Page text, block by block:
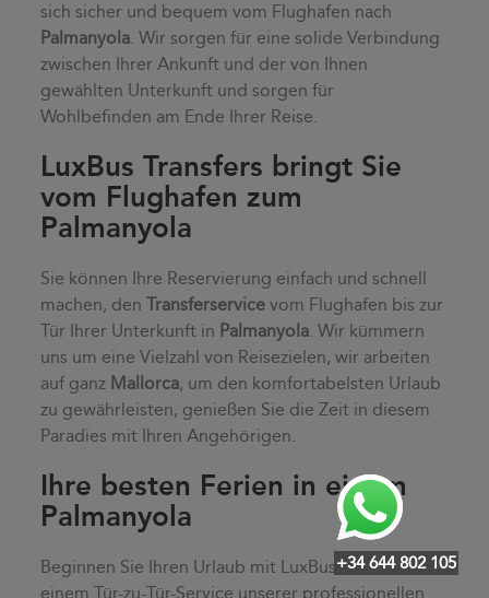
+34 644 802 105
sich sicher und bequem vom Flughafen nach
Palmanyola. Wir sorgen für eine solide Verbindung
zwischen Ihrer Ankunft und der von Ihnen
gewählten Unterkunft und sorgen für
Wohlbefinden am Ende Ihrer Reise.
LuxBus Transfers bringt Sie
vom Flughafen zum
Palmanyola
Sie können Ihre Reservierung einfach und schnell
machen, denTransferservice vom Flughafen bis zur
Tür Ihrer Unterkunft in Palmanyola. Wir kümmern
uns um eine Vielzahl von Reisezielen, wir arbeiten
auf ganz Mallorca, um den komfortabelsten Urlaub
zu gewährleisten, genießen Sie die Zeit in diesem
Paradies mit Ihren Angehörigen.
Ihre besten Ferien in einem
Palmanyola
Beginnen Sie Ihren Urlaub mit LuxBus Transfers,
einem Tür-zu-Tür-Service unserer professionellen